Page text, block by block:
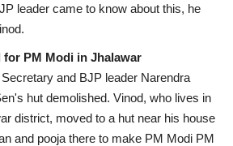
leader came to know about this, he
for PM Modi in Jhalawar
and BJP leader Narendra
hut demolished. Vinod, who lives in
district, moved to a hut near his house
and pooja there to make PM Modi PM